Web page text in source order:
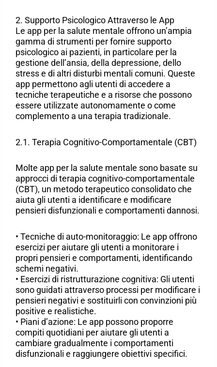
2. Supporto Psicologico Attraverso le App
Le app per la salute mentale offrono un’ampia
gamma di strumenti per fornire supporto
psicologico ai pazienti, in particolare per la
gestione dell’ansia, della depressione, dello
stress e di altri disturbi mentali comuni. Queste
app permettono agli utenti di accedere a
tecniche terapeutiche e a risorse che possono
essere utilizzate autonomamente o come
complemento a una terapia tradizionale.
2.1. Terapia Cognitivo-Comportamentale (CBT)
Molte app per la salute mentale sono basate su
approcci di terapia cognitivo-comportamentale
(CBT), un metodo terapeutico consolidato che
aiuta gli utenti a identificare e modificare
pensieri disfunzionali e comportamenti dannosi.
• Tecniche di auto-monitoraggio: Le app offrono
esercizi per aiutare gli utenti a monitorare i
propri pensieri e comportamenti, identificando
schemi negativi.
• Esercizi di ristrutturazione cognitiva: Gli utenti
sono guidati attraverso processi per modificare i
pensieri negativi e sostituirli con convinzioni più
positive e realistiche.
• Piani d’azione: Le app possono proporre
compiti quotidiani per aiutare gli utenti a
cambiare gradualmente i comportamenti
disfunzionali e raggiungere obiettivi specifici.